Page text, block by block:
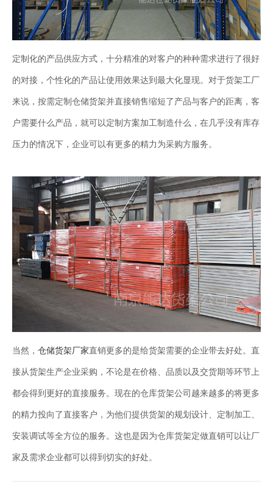
定制化的产品供应方式，十分精准的对客户的种种需求进行了很好
的对接，个性化的产品让使用效果达到最大化显现。对于货架工厂
来说，按需定制仓储货架并直接销售缩短了产品与客户的距离，客
户需要什么产品，就可以定制方案加工制造什么，在几乎没有库存
压力的情况下，企业可以有更多的精力为采购方服务。
当然， 仓储货架厂家直销更多的是给货架需要的企业带去好处。直
接从货架生产企业采购，不论是在价格、品质以及交货期等环节上
都会得到更好的直接服务。现在的仓库货架公司越来越多的将更多
的精力投向了直接客户，为他们提供货架的规划设计、定制加工、
安装调试等全方位的服务。这也是因为仓库货架定做直销可以让厂
家及需求企业都可以得到切实的好处。